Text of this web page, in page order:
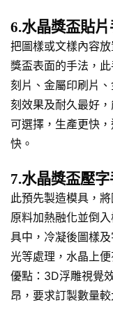
6.水晶獎盃貼
把圖樣或文樣內容
獎盃表面的手法，
刻片、金屬印刷片
刻效果及耐久最好
可選擇，生產更快
快。
7.水晶獎盃壓
此預先製造模具，
原料加熱融化並倒
具中，冷凝後圖樣
光等處理，水晶上
優點：3D浮雕視覺
昂，要求訂製數量較